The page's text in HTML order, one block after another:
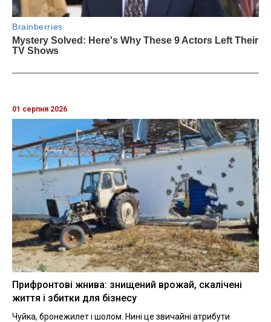
01 серпня 2026
Прифронтові жнива: знищений врожай, скалічені
життя і збитки для бізнесу
Чуйка, бронежилет і шолом. Нині це звичайні атрибути